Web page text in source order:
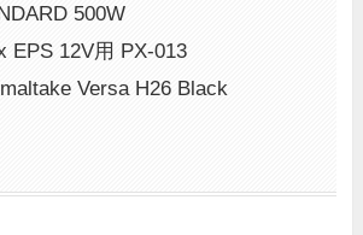
500W
EPS 12V用 PX-013
Versa H26 Black